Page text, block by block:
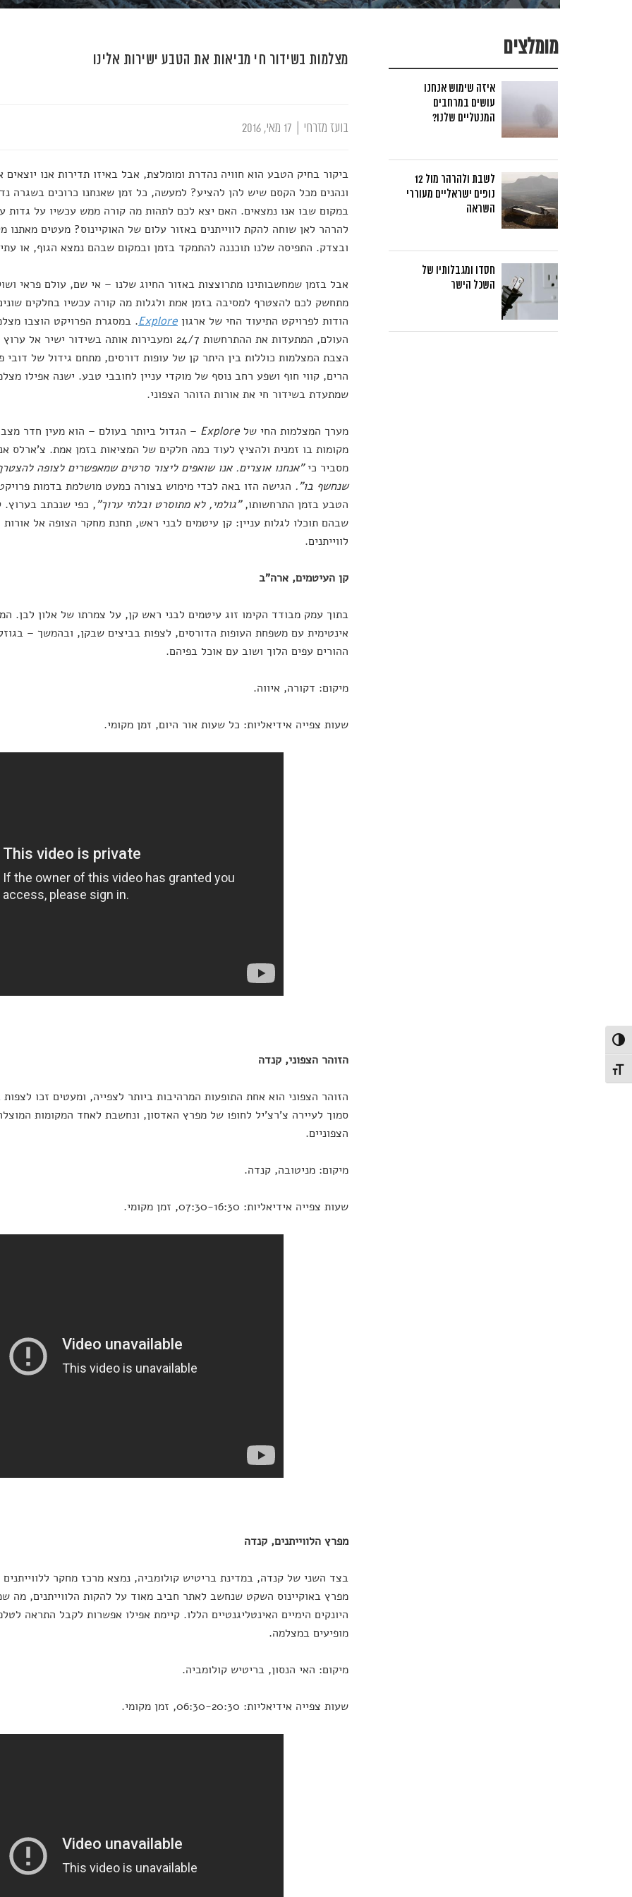
הפעל/כבה ניגודיות גבוהה
מתג גודל גופן
מצלמות בשידור חי מביאות את הטבע ישירות אלינו
בועז מזרחי
ביקור בחיק הטבע הוא חוויה נהדרת ומומלצת, אבל באיזו תדירות אנו
ונהנים מכל הקסם שיש להן להציע? למעשה, כל זמן שאנחנו כרוכים בשגרה
במקום שבו אנו נמצאים. האם יצא לכם לתהות מה קורה ממש עכשיו על גדות
להרהר לאן שוחה להקת לווייתנים באזור עלום של האוקיינוס? מעטים
ובצדק. התפיסה שלנו תוכננה להתמקד בזמן ובמקום שבהם נמצא הגוף, או
אבל בזמן שמחשבותינו מתרוצצות באזור החיוג שלנו – אי שם, עולם פראי
מתחשק לכם להצטרף למסיבה בזמן אמת ולגלות מה קורה עכשיו בחלקים
הודות לפרויקט התיעוד החי של ארגון Explore. במסגרת הפרויקט הוצבו
העולם, המתעדות את ההתרחשות 24/7 ומעבירות אותה
הצבת המצלמות כוללות בין היתר קן של עופות דורסים, מתחם גידול של דובי
הרים, קווי חוף ושפע רחב נוסף של מוקדי עניין לחובבי טבע. ישנה אפילו
שמתעדת בשידור חי את אורות הזוהר הצפוני.
מערך המצלמות החי של Explore – הגדול ביותר בעולם – הוא מעין חדר
מקומות בו זמנית ולהציץ לעוד כמה חלקים של המציאות בזמן אמת. צ'ארלס
מסביר כי"אנחנו אוצרים. אנו שואפים ליצור סרטים שמאפשרים לצופה
שנחשף בו". הגישה הזו באה לכדי מימוש בצורה כמעט מושלמת בדמות
הטבע בזמן התרחשותו,"גולמי, לא מתוסרט ובלתי ערוך", כפי שנכתב בערוץ.
שבהם תוכלו לגלות עניין: קן עיטמים לבני ראש, תחנת מחקר הצופה אל אורות
לווייתנים.
קן העיטמים, ארה"ב
בתוך עמק מבודד הקימו זוג עיטמים לבני ראש קן, על צמרתו של אלון לבן.
אינטימית עם משפחת העופות הדורסים, לצפות בביצים שבקן, ובהמשך –
ההורים עפים הלוך ושוב עם אוכל בפיהם.
מיקום: דקורה, איווה.
שעות צפייה אידיאליות: כל שעות אור היום, זמן מקומי.
הזוהר הצפוני, קנדה
הזוהר הצפוני הוא אחת התופעות המרהיבות ביותר לצפייה, ומעטים זכו
סמוך לעיירה צ'רצ'יל לחופו של מפרץ האדסון, ונחשבת לאחד המקומות
הצפוניים.
מיקום: מניטובה, קנדה.
שעות צפייה אידיאליות: 07:30-16:30, זמן מקומי.
מפרץ הלווייתנים, קנדה
בצד השני של קנדה, במדינת בריטיש קולומביה, נמצא מרכז מחקר
מפרץ באוקיינוס השקט שנחשב לאתר חביב מאוד על להקות הלווייתנים, מה
היונקים הימיים האינטליגנטיים הללו. קיימת אפילו אפשרות לקבל התראה
מופיעים במצלמה.
מיקום: האי הנסון, בריטיש קולומביה.
שעות צפייה אידיאליות: 06:30-20:30, זמן מקומי.
מומלצים
איזה שימוש אנחנו
עושים במרחבים
המנטליים שלנו?
לשבת ולהרהר מול 12
נופים ישראליים מעוררי
השראה
חסדו ומגבלותיו של
השכל הישר